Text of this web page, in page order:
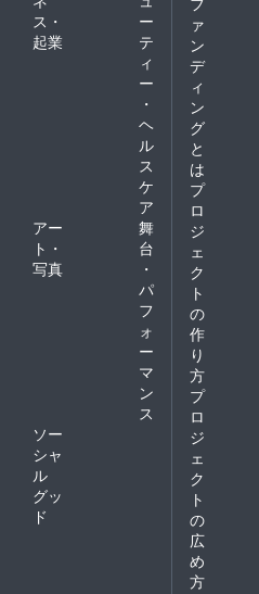
ス・
起業
ー
テ
ィ
ー
・
ヘ
ル
ス
ケ
ア
アー
ト・
写真
舞
台
・
パ
フ
ォ
ー
マ
ン
ス
ソー
シャ
ル
グッ
ド
ァ
ン
デ
ィ
ン
グ
と
は
プ
ロ
ジ
ェ
ク
ト
の
作
り
方
プ
ロ
ジ
ェ
ク
ト
の
広
め
方